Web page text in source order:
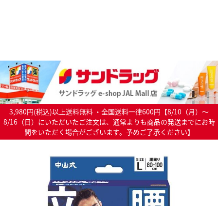
3,980円(税込)以上送料無料 ・全国送料一律600円【8/10（月）～
8/16（日）にいただいたご注文は、通常よりも商品の発送までにお時
間をいただく場合がございます。予めご了承ください】